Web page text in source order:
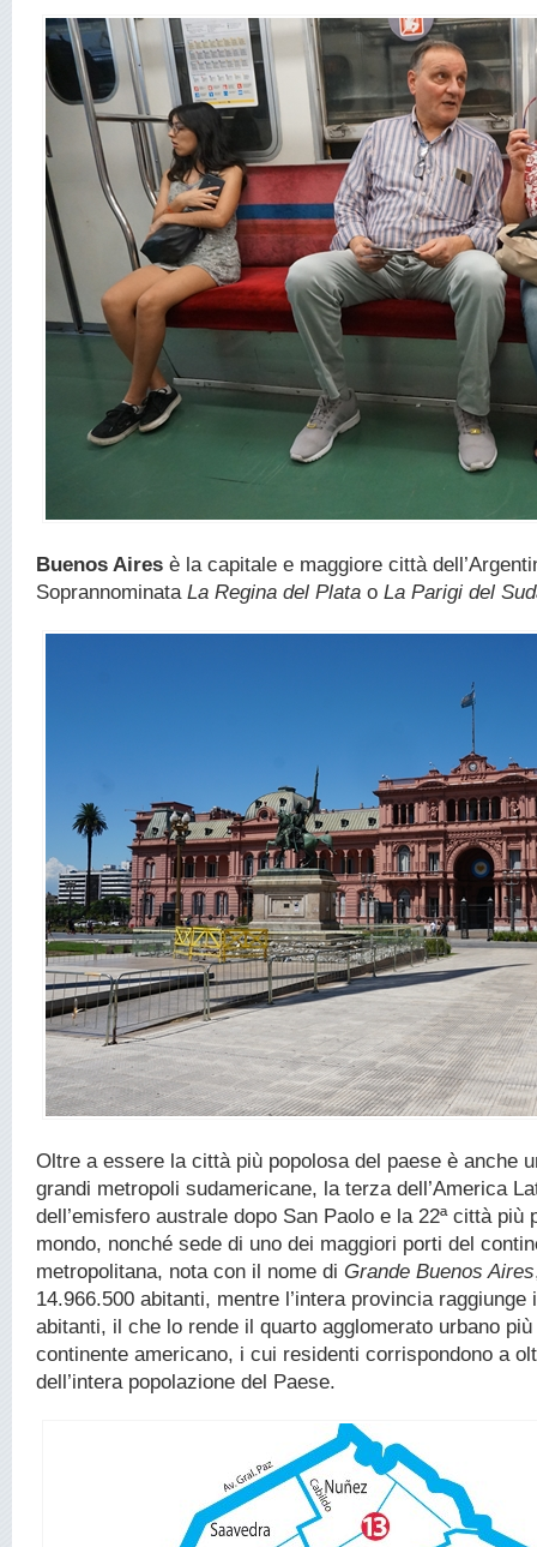
Buenos Aires è la capitale e maggiore città
Soprannominata La Regina del Plata o La Parigi del
Oltre a essere la città più popolosa del paese è anche
grandi metropoli sudamericane, la terza dell’America
dell’emisfero australe dopo San Paolo e la 22ª città più
mondo, nonché sede di uno dei maggiori porti del
metropolitana, nota con il nome di Grande Buenos Aires
14.966.500 abitanti, mentre l’intera provincia raggiunge
abitanti, il che lo rende il quarto agglomerato urbano
continente americano, i cui residenti corrispondono a
dell’intera popolazione del Paese.